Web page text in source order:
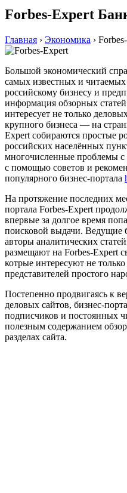
Forbes-Expert
Главная › Экономика ›
Большой экономический
самых известных и
российскому бизнесу и
информация обзорных
интересует не только
крупного бизнеса — на
Expert собираются простые
российских населённых
многочисленные проблемы
с помощью советов и
популярного бизнес-портала
На протяжение последних
портала Forbes-Expert
впервые за долгое время
поисковой выдачи. Ведущие
авторы аналитических
размещают на Forbes-Expert
котрые интересуют не
представителей простого
Постепенно продвигаясь к
деловых сайтов, бизнес-
подписчиков и постоянных
полезным содержанием
разделах сайта.